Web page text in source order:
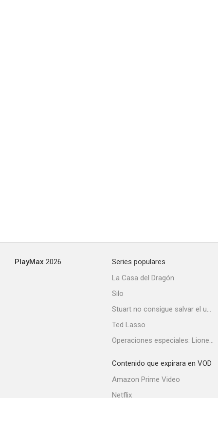
PlayMax 2026
Series populares
La Casa del Dragón
Silo
Stuart no consigue salvar el universo
Ted Lasso
Operaciones especiales: Lioness
Contenido que expirara en VOD
Amazon Prime Video
Netflix